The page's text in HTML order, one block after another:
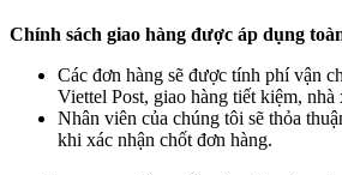
Chính sách giao hàng được áp dụng
Các đơn hàng sẽ được tính phí vận
Viettel Post, giao hàng tiết kiệm,
Nhân viên của chúng tôi sẽ thỏa
khi xác nhận chốt đơn hàng.